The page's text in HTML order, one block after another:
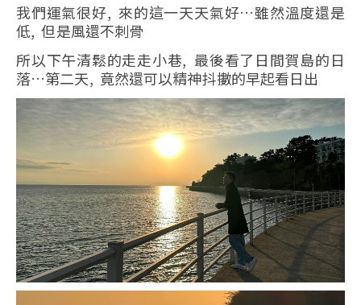
我們運氣很好, 來的這一天天氣好…雖然溫度還是
低, 但是風還不刺骨
所以下午清鬆的走走小巷, 最後看了日間賀島的日
落…第二天, 竟然還可以精神抖擻的早起看日出